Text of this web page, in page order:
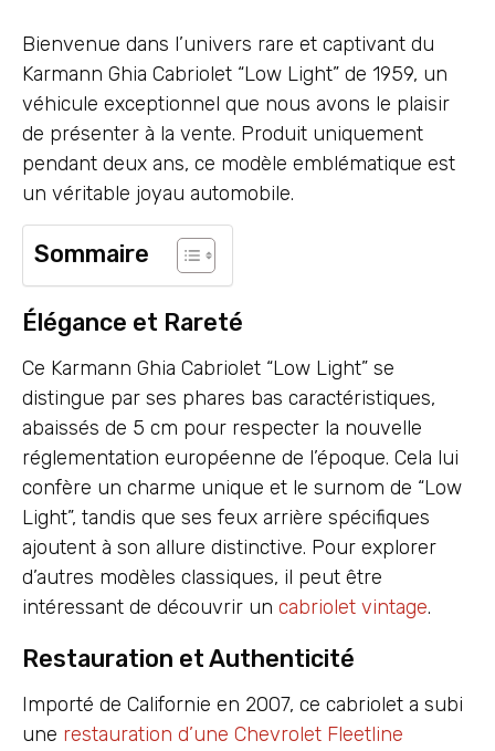
Bienvenue dans l’univers rare et captivant du
Karmann Ghia Cabriolet “Low Light” de 1959, un
véhicule exceptionnel que nous avons le plaisir
de présenter à la vente. Produit uniquement
pendant deux ans, ce modèle emblématique est
un véritable joyau automobile.
Sommaire
Élégance et Rareté
Ce Karmann Ghia Cabriolet “Low Light” se
distingue par ses phares bas caractéristiques,
abaissés de 5 cm pour respecter la nouvelle
réglementation européenne de l’époque. Cela lui
confère un charme unique et le surnom de “Low
Light”, tandis que ses feux arrière spécifiques
ajoutent à son allure distinctive. Pour explorer
d’autres modèles classiques, il peut être
intéressant de découvrir un cabriolet vintage.
Restauration et Authenticité
Importé de Californie en 2007, ce cabriolet a subi
une restauration d’une Chevrolet Fleetline